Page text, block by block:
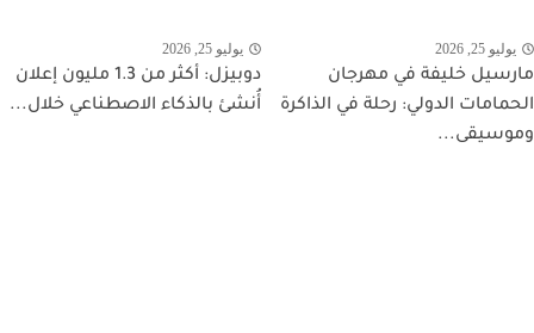
يوليو 25, 2026
مارسيل خليفة في مهرجان
الحمامات الدولي: رحلة في الذاكرة
وموسيقى...
يوليو 25, 2026
دوبيزل: أكثر من 1.3 مليون إعلان
أُنشئ بالذكاء الاصطناعي خلال...